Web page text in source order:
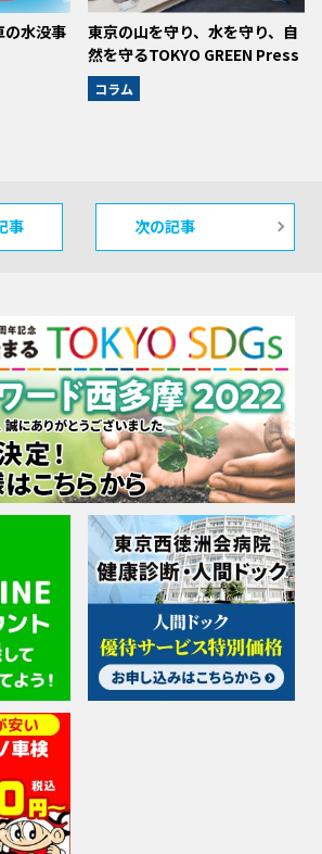
水没事
東京の山を守り、水を守り、自
然を守るTOKYO GREEN Press
コラム
事 次の記事